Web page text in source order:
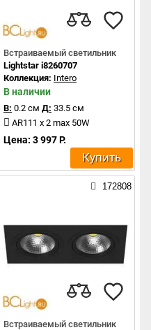
Встраиваемый светильник
Lightstar i8260707
Коллекция: Intero
В наличии
В: 0.2 см Д: 33.5 см
AR111 x 2 max 50W
Цена: 3 997 Р.
Купить
172808
Встраиваемый светильник